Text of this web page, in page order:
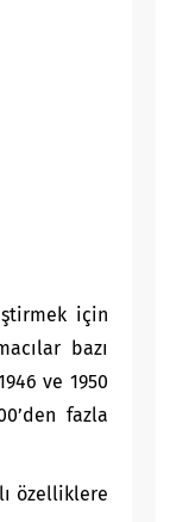
için
bazı
ve 1950
fazla
özelliklere